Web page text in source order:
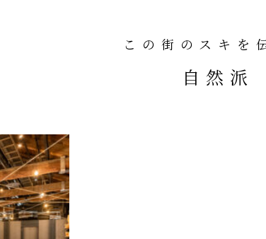
この街のスキを
自然派